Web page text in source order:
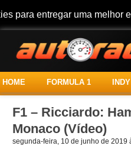
para entregar uma melhor
HOME FORMULA 1 INDY
F1 – Ricciardo:
Monaco (Vídeo)
segunda-feira, 10 de junho de 2019